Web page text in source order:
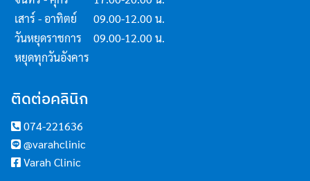
เสาร์ - อาทิตย์
09.00-12.00 น.
วันหยุดราชการ
09.00-12.00 น.
หยุดทุกวันอังคาร
ติดต่อคลินิก
074-221636
@varahclinic
Varah Clinic